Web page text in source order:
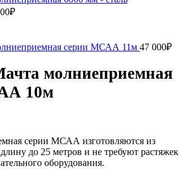
₽
серии МСАА 11м 47 000₽
молниеприемная
10м
серии МСАА изготовляются из
до 25 метров и не требуют растяжек
оборудования.